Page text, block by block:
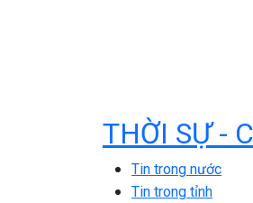
THỜI SỰ -
Tin trong nước
Tin trong tỉnh